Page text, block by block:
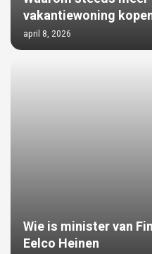
vakantiewoning
april 8, 2026
Wie is minister van
Eelco Heinen